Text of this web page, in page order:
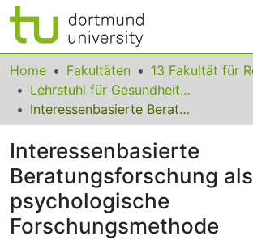
Communities & Collections
All of Eldorado
FAQ
Policy
Back to the Homepage
Home Fakultäten
Lehrstuhl für Gesundheitspsychologie
Interessenbasierte Beratungsforschung als psychologische Forschungsmethode
Interessenbasierte
Beratungsforschung als
psychologische
Forschungsmethode